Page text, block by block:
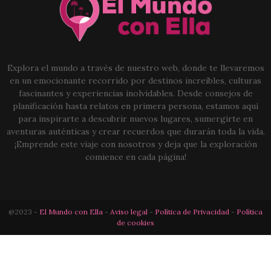
Explora el mundo a través de nuestro web, donde te llevaremos
en un emocionante recorrido por destinos increíbles, culturas
fascinantes y experiencias inolvidables. Desde consejos de
planificación hasta relatos en primera persona, estamos aquí
para inspirarte a descubrir nuevos lugares, sumergirte en
aventuras auténticas y crear recuerdos que durarán toda la vida.
¡Emprende este viaje con nosotros y deja que la exploración
comience en cada página!
@2023 - El Mundo con Ella - Aviso legal - Política de Privacidad - Política
de cookies